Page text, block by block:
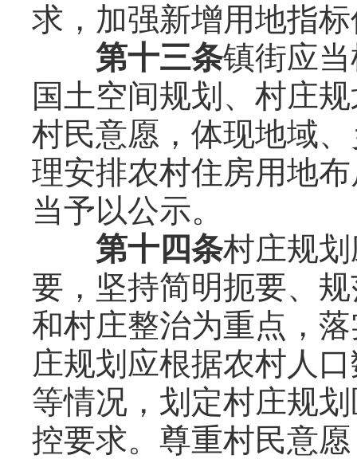
求，加强新增用地指
第十三条镇街应
国土空间规划、村庄
村民意愿，体现地域
理安排农村住房用地
当予以公示。
第十四条村庄规
要，坚持简明扼要、
和村庄整治为重点，
庄规划应根据农村人
等情况，划定村庄规
控要求。尊重村民意